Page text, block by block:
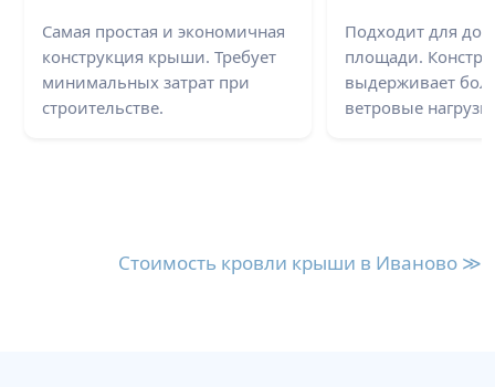
Самая простая и экономичная
конструкция крыши. Требует
минимальных затрат при
строительстве.
Подходит для
площади.
выдерживает
ветровые
Стоимость кровли крыши в Иваново ≫